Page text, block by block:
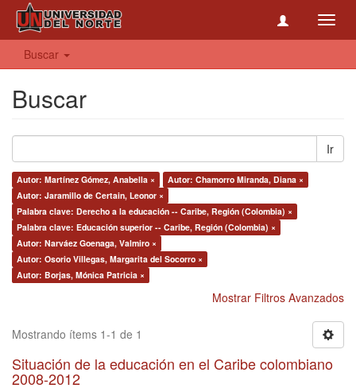
Buscar
Buscar
Ir
Autor: Martínez Gómez, Anabella ×
Autor: Chamorro Miranda, Diana ×
Autor: Jaramillo de Certain, Leonor ×
Palabra clave: Derecho a la educación -- Caribe, Región (Colombia) ×
Palabra clave: Educación superior -- Caribe, Región (Colombia) ×
Autor: Narváez Goenaga, Valmiro ×
Autor: Osorio Villegas, Margarita del Socorro ×
Autor: Borjas, Mónica Patricia ×
Mostrar Filtros Avanzados
Mostrando ítems 1-1 de 1
Situación de la educación en el Caribe colombiano
2008-2012